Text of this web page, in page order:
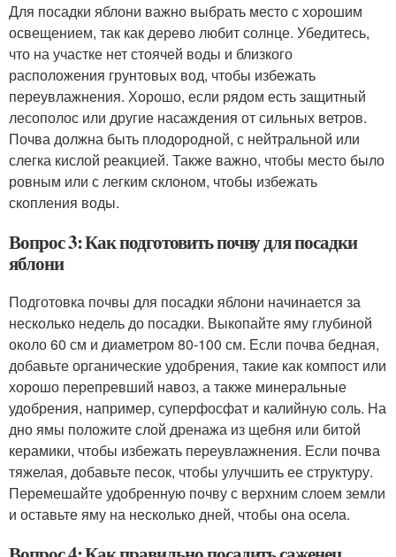
Для посадки яблони важно выбрать место с хорошим
освещением, так как дерево любит солнце. Убедитесь,
что на участке нет стоячей воды и близкого
расположения грунтовых вод, чтобы избежать
переувлажнения. Хорошо, если рядом есть защитный
лесополос или другие насаждения от сильных ветров.
Почва должна быть плодородной, с нейтральной или
слегка кислой реакцией. Также важно, чтобы место было
ровным или с легким склоном, чтобы избежать
скопления воды.
Вопрос 3: Как подготовить почву для посадки
яблони
Подготовка почвы для посадки яблони начинается за
несколько недель до посадки. Выкопайте яму глубиной
около 60 см и диаметром 80-100 см. Если почва бедная,
добавьте органические удобрения, такие как компост или
хорошо перепревший навоз, а также минеральные
удобрения, например, суперфосфат и калийную соль. На
дно ямы положите слой дренажа из щебня или битой
керамики, чтобы избежать переувлажнения. Если почва
тяжелая, добавьте песок, чтобы улучшить ее структуру.
Перемешайте удобренную почву с верхним слоем земли
и оставьте яму на несколько дней, чтобы она осела.